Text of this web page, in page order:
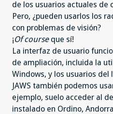
de los usuarios actuales de
Pero, ¿pueden usarlos los
con problemas de visión?
¡Of courseque sí!
La interfaz de usuario
de ampliación, incluida la
Windows, y los usuarios del
JAWS también podemos
ejemplo, suelo acceder al de
instalado en Ordino,